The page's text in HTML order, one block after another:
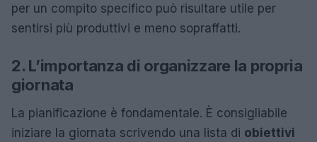
per un compito specifico può risultare utile per
sentirsi più produttivi e meno sopraffatti.
2. L’importanza di organizzare la propria
giornata
La pianificazione è fondamentale. È consigliabile
iniziare la giornata scrivendo una lista di obiettivi